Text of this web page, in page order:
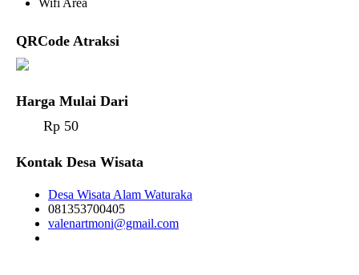
QRCode Atraksi
Harga Mulai Dari
Rp 50
Kontak Desa Wisata
Desa Wisata Alam Waturaka
081353700405
valenartmoni@gmail.com